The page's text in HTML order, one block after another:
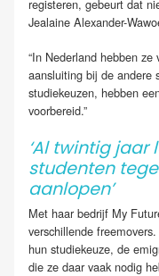
registeren, gebeurt dat
Jealaine Alexander-
“In Nederland hebben
aansluiting bij de andere
studiekeuzen, hebben
voorbereid.”
‘Al twintig jaar
studenten
aanlopen’
Met haar bedrijf My
verschillende
hun studiekeuze, de
die ze daar vaak nodig